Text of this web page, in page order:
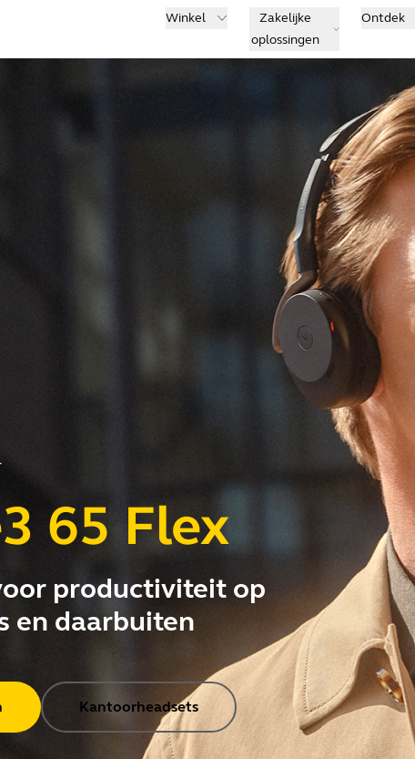
Winkel
Zakelijke
oplossingen
Ontdek
65 Flex
productiviteit op
en daarbuiten
Kantoorheadsets